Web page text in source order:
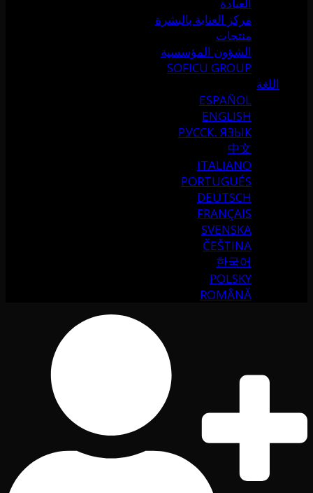
مركز العناية بالبشرة
منتجات
الشؤون المؤسسية
SOFICU GROUP
اللغة
ESPAÑOL
ENGLISH
РУССК. ЯЗЫК
中文
ITALIANO
PORTUGUÉS
DEUTSCH
FRANÇAIS
SVENSKA
ČEŠTINA
한국어
POLSKY
ROMÂNĂ